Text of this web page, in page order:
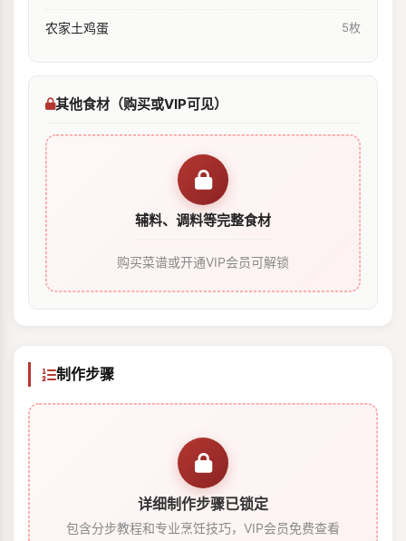
农家土鸡蛋 5枚
其他食材（购买或VIP可见）
辅料、调料等完整食材
购买菜谱或开通VIP会员可解锁
制作步骤
详细制作步骤已锁定
包含分步教程和专业烹饪技巧，VIP会员免费查看